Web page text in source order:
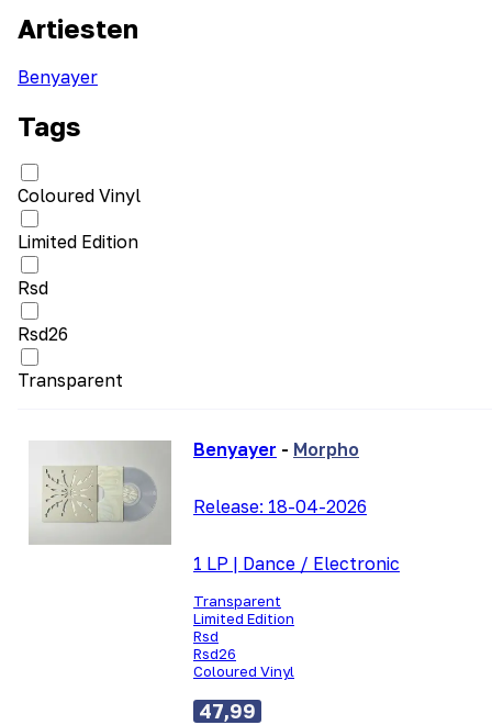
Artiesten
Benyayer
Tags
Coloured Vinyl
Limited Edition
Rsd
Rsd26
Transparent
Benyayer - Morpho
Release: 18-04-2026
1 LP | Dance / Electronic
Transparent
Limited Edition
Rsd
Rsd26
Coloured Vinyl
47,99